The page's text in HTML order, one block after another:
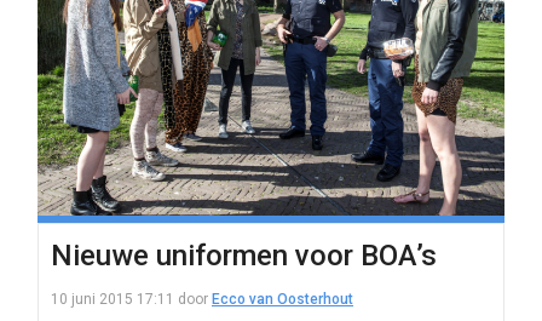
Nieuwe uniformen voor BOA’s
10 juni 2015 17:11 door Ecco van Oosterhout